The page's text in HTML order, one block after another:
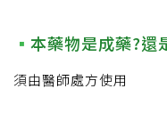
本藥物是成藥?還
須由醫師處方使用